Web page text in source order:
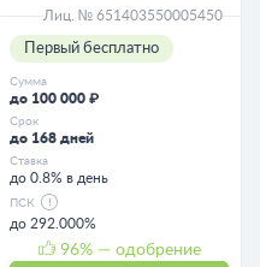
Лиц. № 651403550005450
Первый бесплатно
Сумма
до 100 000 ₽
Срок
до 168 дней
Ставка
до 0.8% в день
ПСК
до 292.000%
96% — одобрение